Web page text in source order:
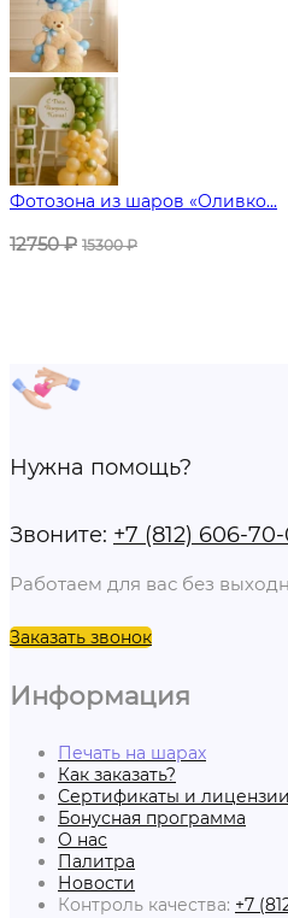
Фотозона из шаров «Оливко...
12750₽ 15300₽
Нужна помощь?
Звоните: +7 (812) 606-
Работаем для вас без
Заказать звонок
Информация
Печать на шарах
Как заказать?
Сертификаты и лицензии
Бонусная программа
О нас
Палитра
Новости
Контроль качества: +7